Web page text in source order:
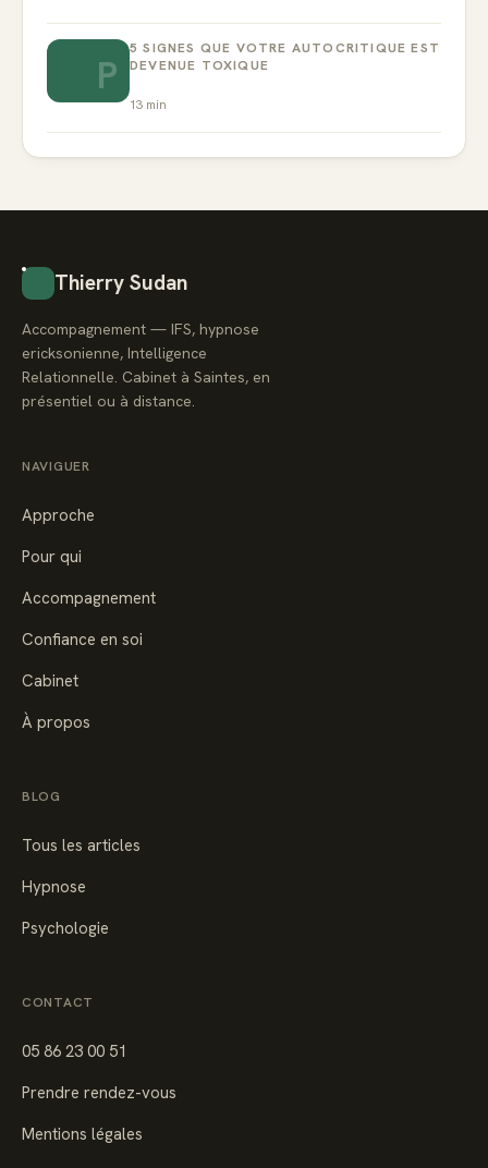
P
5 SIGNES QUE VOTRE AUTOCRITIQUE EST
DEVENUE TOXIQUE
13 min
Thierry Sudan
Accompagnement — IFS, hypnose
ericksonienne, Intelligence
Relationnelle. Cabinet à Saintes, en
présentiel ou à distance.
NAVIGUER
Approche
Pour qui
Accompagnement
Confiance en soi
Cabinet
À propos
BLOG
Tous les articles
Hypnose
Psychologie
CONTACT
05 86 23 00 51
Prendre rendez-vous
Mentions légales